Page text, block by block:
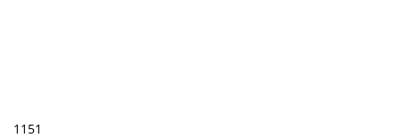
1151